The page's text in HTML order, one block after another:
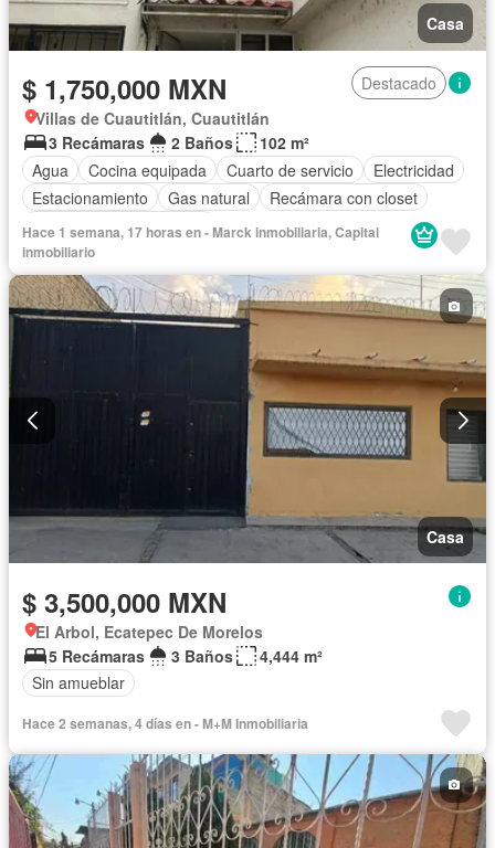
Casa
$ 1,750,000 MXN
Destacado
Villas de Cuautitlán, Cuautitlán
3 Recámaras
2 Baños
102 m²
Agua
Cocina equipada Cuarto de servicio
Electricidad
Estacionamiento
Gas natural
Recámara con closet
Parcialmente amueblado
Hace 1 semana, 17 horas en - Marck inmobiliaria, Capital
inmobiliario
Casa
$ 3,500,000 MXN
El Arbol, Ecatepec De Morelos
5 Recámaras
3 Baños
4,444 m²
Sin amueblar
Hace 2 semanas, 4 días en - M+M Inmobiliaria